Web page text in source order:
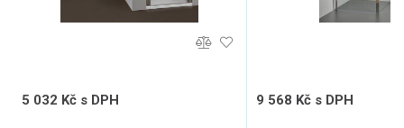
5 032 Kč s DPH 9 568 Kč s DPH